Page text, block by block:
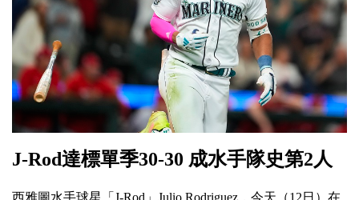
J-Rod達標單季30-30 成水手隊史第2人
西雅圖水手球星「J-Rod」Julio Rodriguez，今天（12日）在